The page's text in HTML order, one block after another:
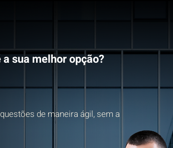
sua melhor opção?
de maneira ágil, sem a